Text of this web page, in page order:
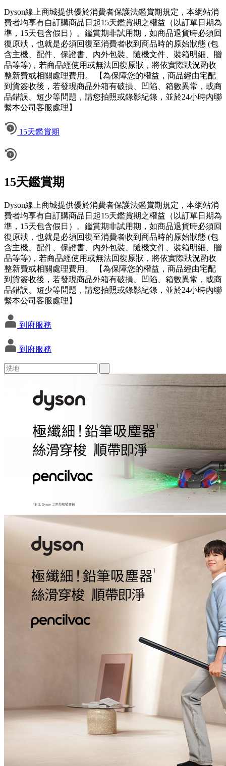
Dyson線上商城提供優於消費者保護法鑑賞期規定，本網站消
費者均享有自訂購商品日起15天鑑賞期之權益（以訂單日期為
準，15天包含假日）。鑑賞期非試用期，如商品退貨時必須回
復原狀，也就是必須回復至消費者收到商品時的原始狀態 (包
含主機、配件、保證書、內外包裝、隨機文件、裝箱明細、贈
品等等)，若商品經使用或無法回復原狀，將依實際狀況酌收
整新費或相關處理費用。 【為保障您的權益，商品經由宅配
到貨簽收後，若發現商品外箱有破損、凹陷、箱數異常，或商
品錯誤、短少等問題，請您拍照或錄影紀錄，並於24小時內聯
繫本公司客服處理】
15天鑑賞期
15天鑑賞期
Dyson線上商城提供優於消費者保護法鑑賞期規定，本網站消
費者均享有自訂購商品日起15天鑑賞期之權益（以訂單日期為
準，15天包含假日）。鑑賞期非試用期，如商品退貨時必須回
復原狀，也就是必須回復至消費者收到商品時的原始狀態 (包
含主機、配件、保證書、內外包裝、隨機文件、裝箱明細、贈
品等等)，若商品經使用或無法回復原狀，將依實際狀況酌收
整新費或相關處理費用。 【為保障您的權益，商品經由宅配
到貨簽收後，若發現商品外箱有破損、凹陷、箱數異常，或商
品錯誤、短少等問題，請您拍照或錄影紀錄，並於24小時內聯
繫本公司客服處理】
到府服務
到府服務